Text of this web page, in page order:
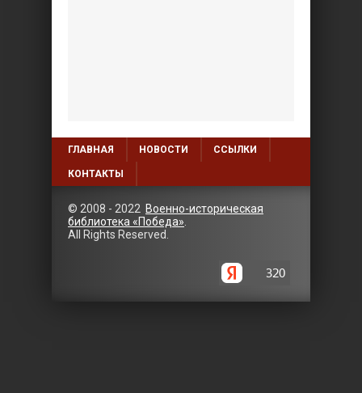
ГЛАВНАЯ НОВОСТИ ССЫЛКИ
КОНТАКТЫ
© 2008 - 2022 Военно-историческая
библиотека «Победа»
All Rights Reserved.